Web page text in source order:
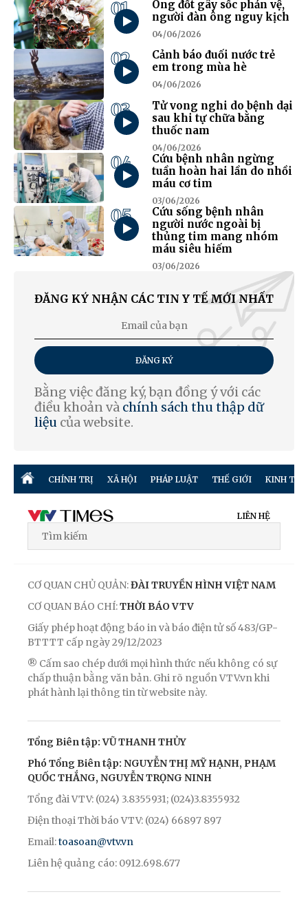
01
Ong đốt gây sốc phản vệ,
người đàn ông nguy kịch
04/06/2026
02
Cảnh báo đuối nước trẻ
em trong mùa hè
04/06/2026
03
Tử vong nghi do bệnh dại
sau khi tự chữa bằng
thuốc nam
04/06/2026
04
Cứu bệnh nhân ngừng
tuần hoàn hai lần do nhồi
máu cơ tim
03/06/2026
05
Cứu sống bệnh nhân
người nước ngoài bị
thủng tim mang nhóm
máu siêu hiếm
03/06/2026
ĐĂNG KÝ NHẬN CÁC TIN Y TẾ MỚI NHẤT
ĐĂNG KÝ
Bằng việc đăng ký, bạn đồng ý với các
điều khoản và chính sách thu thập dữ
liệu của website.
CHÍNH TRỊ XÃ HỘI PHÁP LUẬT THẾ GIỚI KINH TẾ
LIÊN HỆ
CƠ QUAN CHỦ QUẢN:ĐÀI TRUYỀN HÌNH VIỆT NAM
CƠ QUAN BÁO CHÍ:THỜI BÁO VTV
Giấy phép hoạt động báo in và báo điện tử số 483/GP-
BTTTT cấp ngày 29/12/2023
® Cấm sao chép dưới mọi hình thức nếu không có sự
chấp thuận bằng văn bản. Ghi rõ nguồn VTV.vn khi
phát hành lại thông tin từ website này.
Tổng Biên tập: VŨ THANH THỦY
Phó Tổng Biên tập: NGUYỄN THỊ MỸ HẠNH, PHẠM
QUỐC THẮNG, NGUYỄN TRỌNG NINH
Tổng đài VTV: (024) 3.8355931; (024)3.8355932
Điện thoại Thời báo VTV: (024) 66897 897
Email:toasoan@vtv.vn
Liên hệ quảng cáo: 0912.698.677